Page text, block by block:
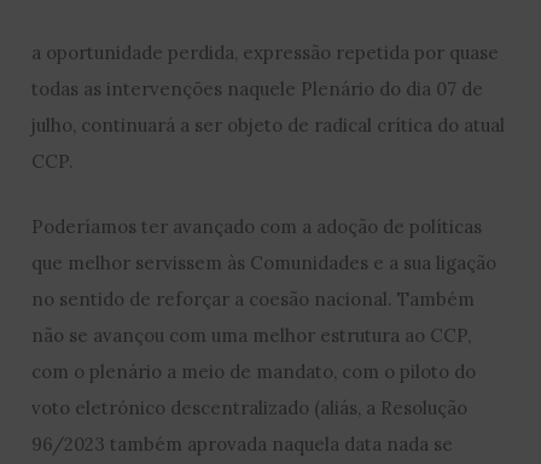
a oportunidade perdida, expressão repetida por quase
todas as intervenções naquele Plenário do dia 07 de
julho, continuará a ser objeto de radical crítica do atual
CCP.
Poderíamos ter avançado com a adoção de políticas
que melhor servissem às Comunidades e a sua ligação
no sentido de reforçar a coesão nacional. Também
não se avançou com uma melhor estrutura ao CCP,
com o plenário a meio de mandato, com o piloto do
voto eletrónico descentralizado (aliás, a Resolução
96/2023 também aprovada naquela data nada se